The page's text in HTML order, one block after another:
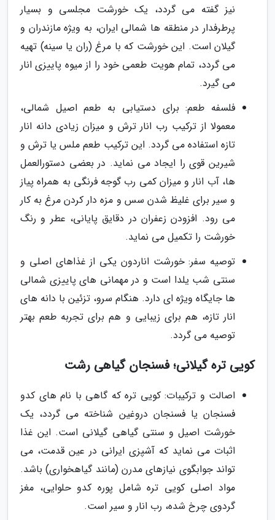
نیز گفته می گردد، یک خورشت مجلسی و بسیار
پرطرفدار در منطقه ها شمالی ایران، به ویژه مازندران و
گیلان است. این خورشت که با مرغ (ران یا سینه) تهیه
می گردد، تمام هویت طعمی خود را از میوه پاییزی انار
می گیرد.
فلسفه طعم: برای دستیابی به طعم اصیل شمالی،
معمولا از ترکیب رب انار ترش و میزان زیادی دانه انار
تازه استفاده می گردد. این ترکیب طعم ملس یا ترش و
شیرین قوی را ایجاد می نماید. در بعضی دستورالعمل
ها، آب انار و میزان کمی رب گوجه فرنگی به همراه پیاز
و سیر برای غلیظ شدن سس و مزه دار کردن مرغ به کار
می رود. افزودن زعفران در دقایق پایانی، عطر و رنگ
خورشت را تکمیل می نماید.
توصیه سفر: خورشت اناردون یکی از غذاهای اصلی و
سنتی شب یلدا است و در مهمانی های پاییزی شمالی
ها جایگاه ویژه ای دارد. هنگام سرو، تزئین با دانه های
انار تازه، هم برای زیبایی و هم برای تجربه طعم بهتر
توصیه می گردد.
کویی تره گیلانی؛ فسنجان گیاهی رشت
اصالت و ترکیبات: کویی تره که گاهی با نام های کدو
فسنجان یا فسنجان دروغین شناخته می گردد، یک
خورشت اصیل و سنتی گیاهی گیلانی است. این غذا
اثبات می نماید که آشپزی ایرانی در عین قدمت، می
تواند جوابگوی نیازهای مدرن (مانند گیاهخواری) باشد.
مواد اصلی کویی تره شامل پوره کدو حلوایی، مغز
گردوی چرخ شده، رب انار و سیر است.